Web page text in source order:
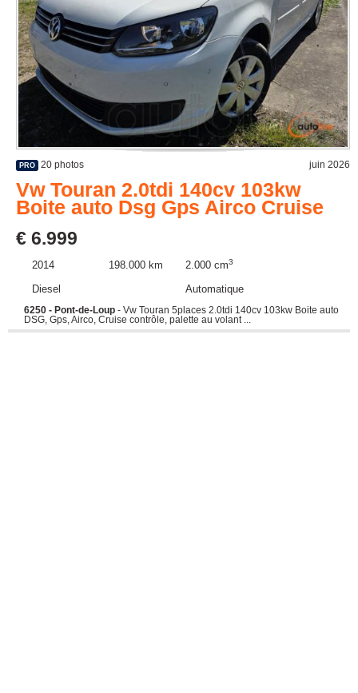
PRO 20 photos juin 2026
Vw Touran 2.0tdi 140cv 103kw
Boite auto Dsg Gps Airco Cruise
€ 6.999
2014 198.000 km 2.000 cm3
Diesel Automatique
6250 - Pont-de-Loup - Vw Touran 5places 2.0tdi 140cv 103kw Boite auto
DSG, Gps, Airco, Cruise contrôle, palette au volant ...